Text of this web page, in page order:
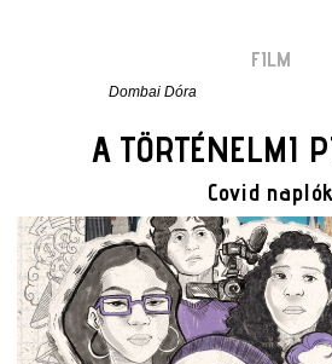
FILM
Dombai Dóra
A TÖRTÉNELMI
Covid naplók